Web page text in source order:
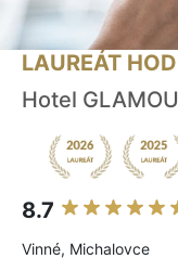
LAUREÁT
Hotel
8.7
Vinné, Michalovce